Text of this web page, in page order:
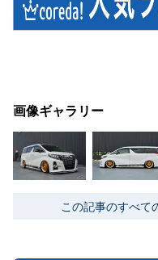
画像ギャラリー
この記事のすべて